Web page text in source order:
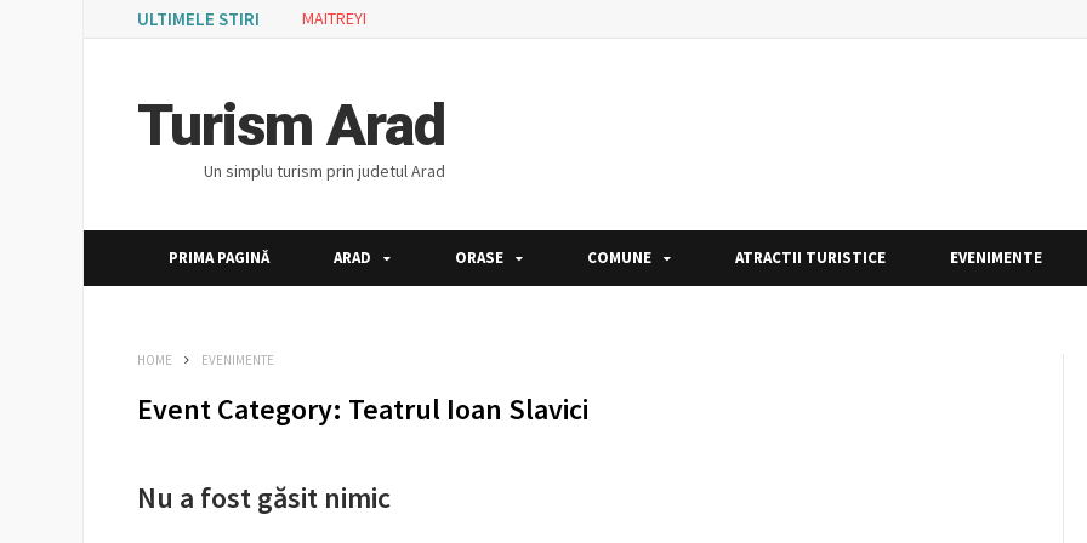
ULTIMELE STIRI MAITREYI
Turism Arad
Un simplu turism prin judetul Arad
PRIMA PAGINĂ ARAD ORASE COMUNE ATRACTII TURISTICE EVENIMENTE
HOME EVENIMENTE
Event Category: Teatrul Ioan Slavici
Nu a fost găsit nimic